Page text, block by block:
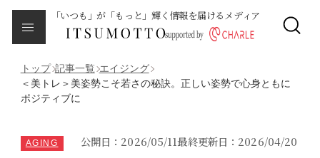
「いつも」が「もっと」輝く情報を届けるメディア
Category
トップ 記事一覧 エイジング
＜美トレ＞美姿勢こそ若さの秘訣。正しい姿勢で心身ともに
ポジティブに
AGING 公開日：2026/05/11最終更新日：2026/04/20